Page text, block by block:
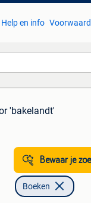
Help en info
'bakelandt'
Bewaar je
Boeken